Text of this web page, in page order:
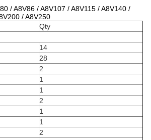
/ A8V86 / A8V107 / A8V115 / A8V140 /
/ A8V250
Qty
14
28
2
1
1
2
1
1
2